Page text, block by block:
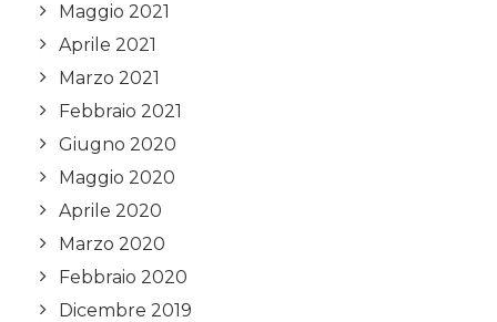
Maggio 2021
Aprile 2021
Marzo 2021
Febbraio 2021
Giugno 2020
Maggio 2020
Aprile 2020
Marzo 2020
Febbraio 2020
Dicembre 2019